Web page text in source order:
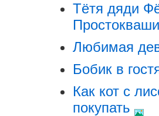
Тётя дяди
Любимая
Бобик в
Как кот с
покупать